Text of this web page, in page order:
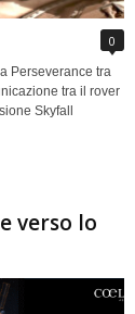
0
Perseverance tra
tra il rover
Skyfall
verso lo